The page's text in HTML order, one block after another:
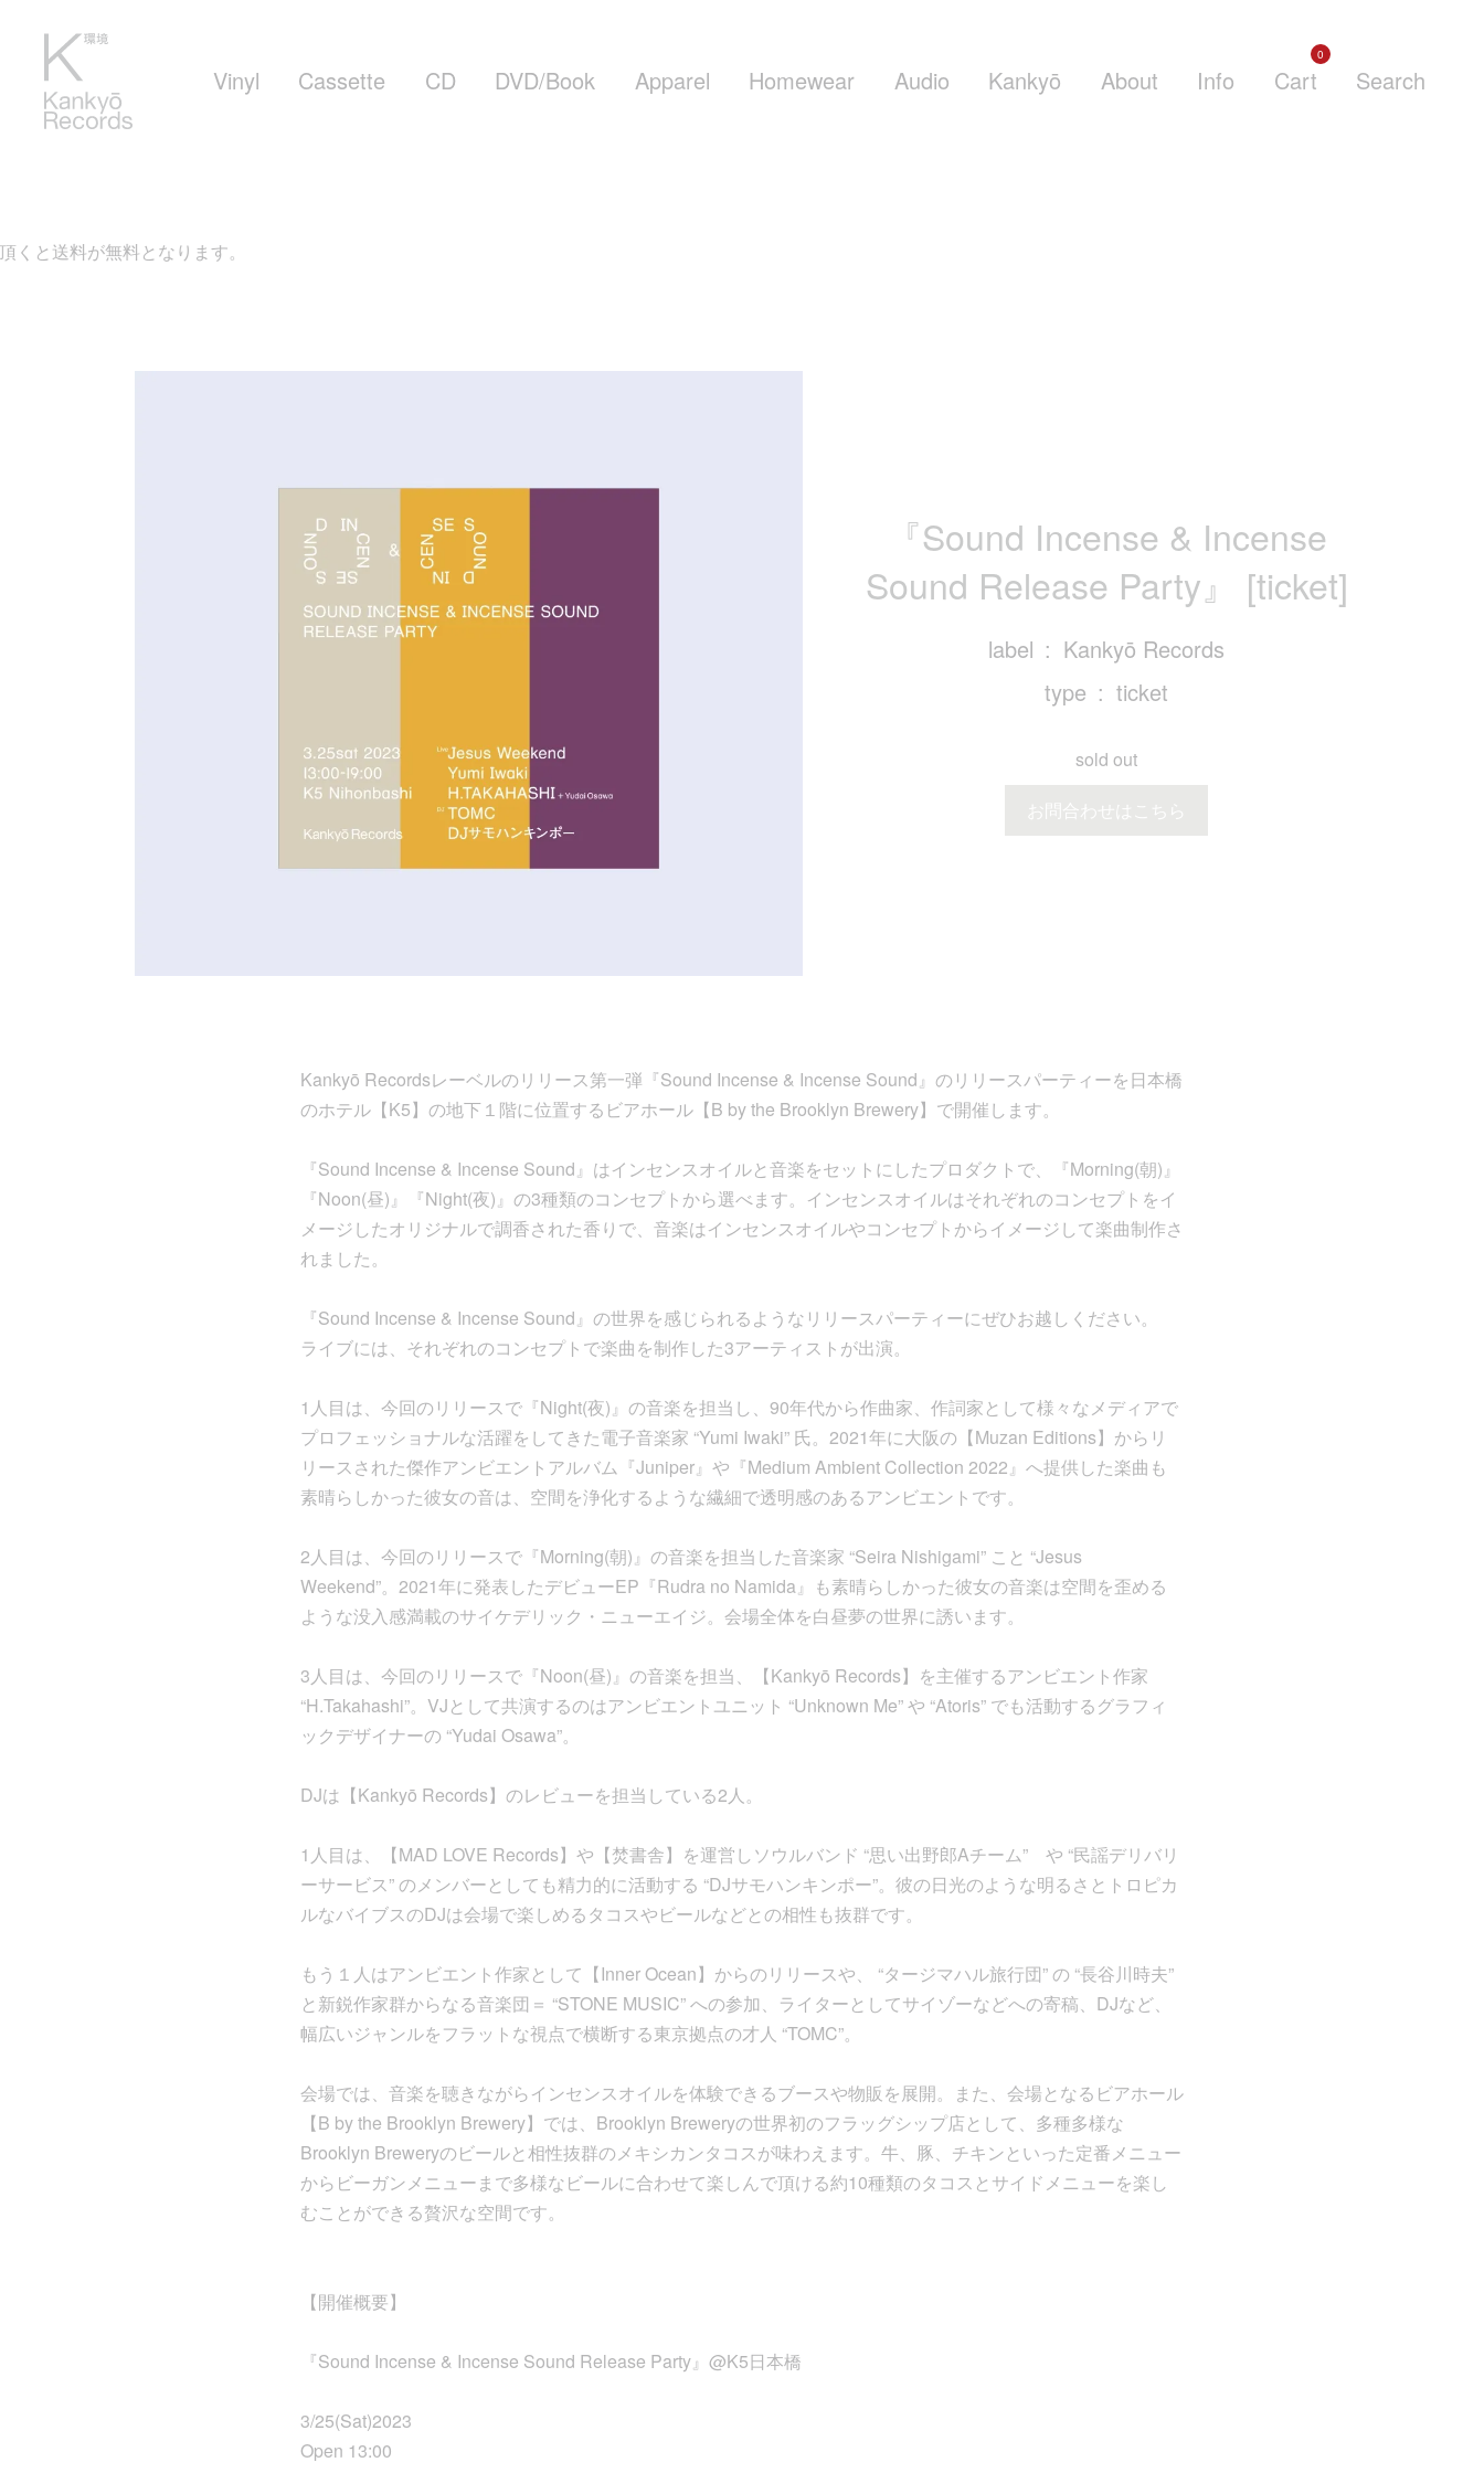
Vinyl Cassette CD DVD/Book Apparel Homewear Audio Kankyō About Info Cart
0
Search
なります。
『Sound Incense & Incense
Sound Release Party』 [ticket]
label
Kankyō Records
type
ticket
sold out
お問合わせはこちら
Kankyō Recordsレーベルのリリース第一弾『Sound Incense & Incense Sound』のリリースパーティーを日本橋
のホテル【K5】の地下１階に位置するビアホール【B by the Brooklyn Brewery】で開催します。
『Sound Incense & Incense Sound』はインセンスオイルと音楽をセットにしたプロダクトで、『Morning(朝)』
『Noon(昼)』『Night(夜)』の3種類のコンセプトから選べます。インセンスオイルはそれぞれのコンセプトをイ
メージしたオリジナルで調香された香りで、音楽はインセンスオイルやコンセプトからイメージして楽曲制作さ
れました。
『Sound Incense & Incense Sound』の世界を感じられるようなリリースパーティーにぜひお越しください。
ライブには、それぞれのコンセプトで楽曲を制作した3アーティストが出演。
1人目は、今回のリリースで『Night(夜)』の音楽を担当し、90年代から作曲家、作詞家として様々なメディアで
プロフェッショナルな活躍をしてきた電子音楽家 “Yumi Iwaki” 氏。2021年に大阪の【Muzan Editions】からリ
リースされた傑作アンビエントアルバム『Juniper』や『Medium Ambient Collection 2022』へ提供した楽曲も
素晴らしかった彼女の音は、空間を浄化するような繊細で透明感のあるアンビエントです。
2人目は、今回のリリースで『Morning(朝)』の音楽を担当した音楽家 “Seira Nishigami” こと “Jesus
Weekend”。2021年に発表したデビューEP『Rudra no Namida』も素晴らしかった彼女の音楽は空間を歪める
ような没入感満載のサイケデリック・ニューエイジ。会場全体を白昼夢の世界に誘います。
3人目は、今回のリリースで『Noon(昼)』の音楽を担当、【Kankyō Records】を主催するアンビエント作家
“H.Takahashi”。VJとして共演するのはアンビエントユニット “Unknown Me” や “Atoris” でも活動するグラフィ
ックデザイナーの “Yudai Osawa”。
DJは【Kankyō Records】のレビューを担当している2人。
1人目は、【MAD LOVE Records】や【焚書舎】を運営しソウルバンド “思い出野郎Aチーム” や “民謡デリバリ
ーサービス” のメンバーとしても精力的に活動する “DJサモハンキンポー”。彼の日光のような明るさとトロピカ
ルなバイブスのDJは会場で楽しめるタコスやビールなどとの相性も抜群です。
もう１人はアンビエント作家として【Inner Ocean】からのリリースや、 “タージマハル旅行団” の “長谷川時夫”
と新鋭作家群からなる音楽団＝ “STONE MUSIC” への参加、ライターとしてサイゾーなどへの寄稿、DJなど、
幅広いジャンルをフラットな視点で横断する東京拠点の才人 “TOMC”。
会場では、音楽を聴きながらインセンスオイルを体験できるブースや物販を展開。また、会場となるビアホール
【B by the Brooklyn Brewery】では、Brooklyn Breweryの世界初のフラッグシップ店として、多種多様な
Brooklyn Breweryのビールと相性抜群のメキシカンタコスが味わえます。牛、豚、チキンといった定番メニュー
からビーガンメニューまで多様なビールに合わせて楽しんで頂ける約10種類のタコスとサイドメニューを楽し
むことができる贅沢な空間です。
【開催概要】
『Sound Incense & Incense Sound Release Party』@K5日本橋
3/25(Sat)2023
Open 13:00